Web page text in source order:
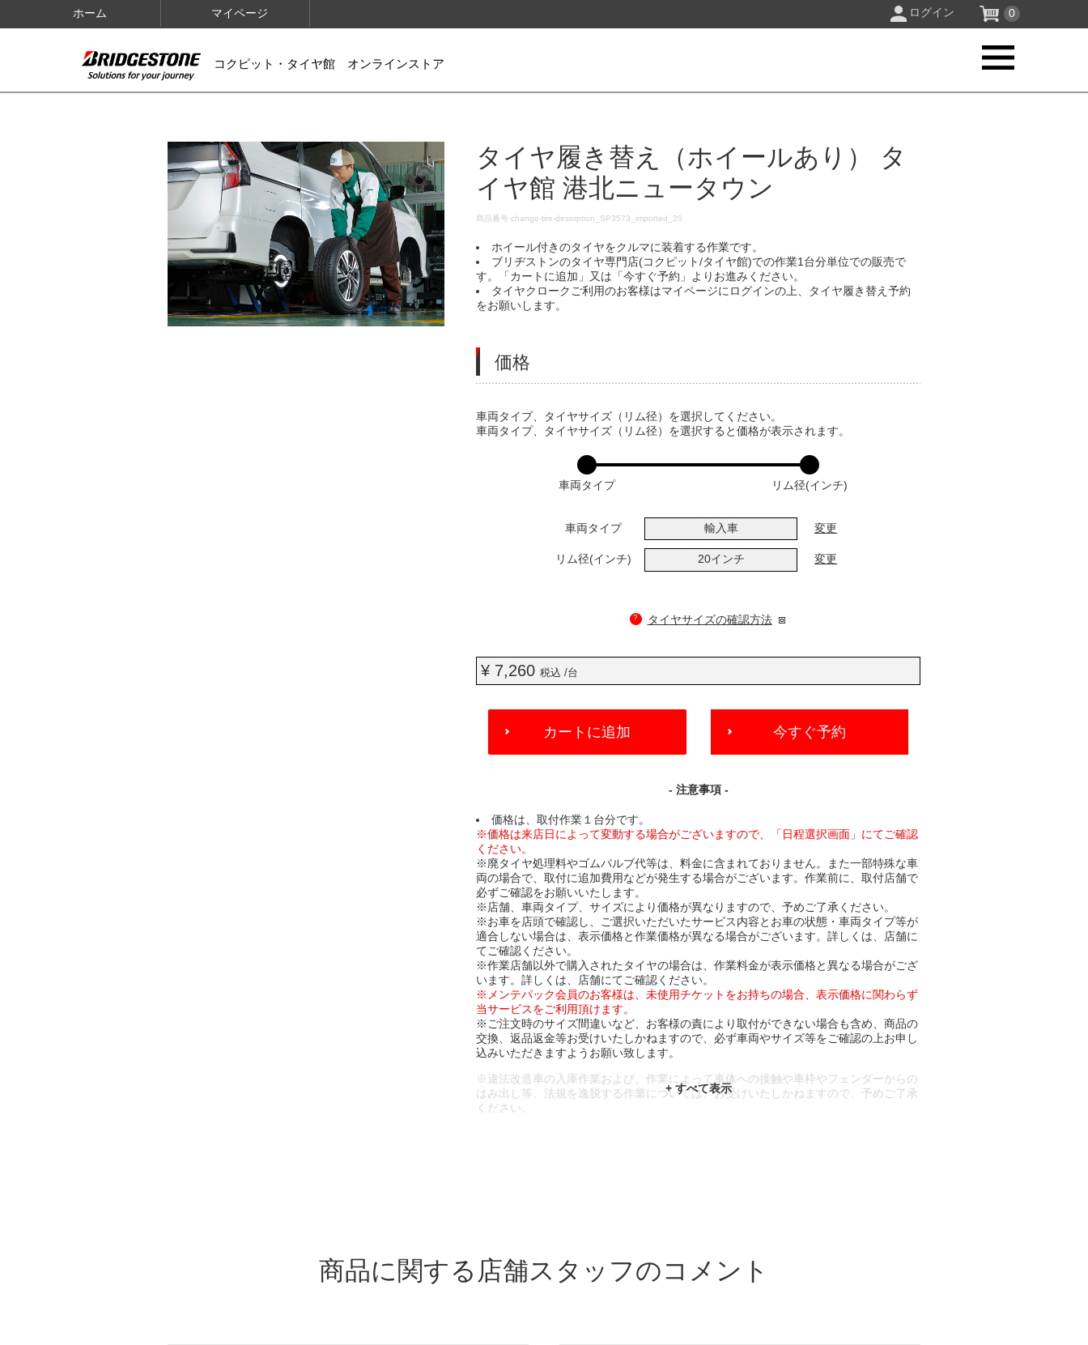
ホーム マイページ ログイン 0
コクピット・タイヤ館 オンラインストア
IMAGES
タイヤ履き替え（ホイールあり） タ
イヤ館 港北ニュータウン
DETAILS
商品番号change-tire-desorption_SP3573_imported_20
ホイール付きのタイヤをクルマに装着する作業です。
ブリヂストンのタイヤ専門店(コクピット/タイヤ館)での作業1台分単位での販売で
す。「カートに追加」又は「今すぐ予約」よりお進みください。
タイヤクロークご利用のお客様はマイページにログインの上、タイヤ履き替え予約
をお願いします。
価格
VARIATIONS
車両タイプ、タイヤサイズ（リム径）を選択してください。
車両タイプ、タイヤサイズ（リム径）を選択すると価格が表示されます。
車両タイプ リム径(インチ)
車両タイプ 輸入車 変更
リム径(インチ) 20インチ 変更
? タイヤサイズの確認方法
¥ 7,260税込 /台
ADD
CART
カートに追加 今すぐ予約
- 注意事項 -
価格は、取付作業１台分です。
※価格は来店日によって変動する場合がございますので、「日程選択画面」にてご確認
ください。
※廃タイヤ処理料やゴムバルブ代等は、料金に含まれておりません。また一部特殊な車
両の場合で、取付に追加費用などが発生する場合がございます。作業前に、取付店舗で
必ずご確認をお願いいたします。
※店舗、車両タイプ、サイズにより価格が異なりますので、予めご了承ください。
※お車を店頭で確認し、ご選択いただいたサービス内容とお車の状態・車両タイプ等が
適合しない場合は、表示価格と作業価格が異なる場合がございます。詳しくは、店舗に
てご確認ください。
※作業店舗以外で購入されたタイヤの場合は、作業料金が表示価格と異なる場合がござ
います。詳しくは、店舗にてご確認ください。
※メンテパック会員のお客様は、未使用チケットをお持ちの場合、表示価格に関わらず
当サービスをご利用頂けます。
※ご注文時のサイズ間違いなど、お客様の責により取付ができない場合も含め、商品の
交換、返品返金等お受けいたしかねますので、必ず車両やサイズ等をご確認の上お申し
込みいただきますようお願い致します。
※違法改造車の入庫作業および、作業によって車体への接触や車枠やフェンダーからの
はみ出し等、法規を逸脱する作業については、お受けいたしかねますので、予めご了承
ください。
商品に関する店舗スタッフのコメント